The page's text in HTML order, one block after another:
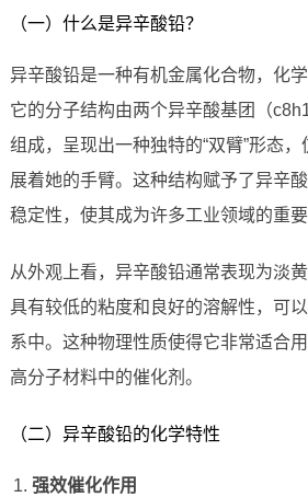
（一）什么是异辛酸铅？
异辛酸铅是一种有机金属化合物，化
它的分子结构由两个异辛酸基团（
组成，呈现出一种独特的“双臂”形态
展着她的手臂。这种结构赋予了异辛
稳定性，使其成为许多工业领域的重要
从外观上看，异辛酸铅通常表现为淡
具有较低的粘度和良好的溶解性，可
系中。这种物理性质使得它非常适合
高分子材料中的催化剂。
（二）异辛酸铅的化学特性
强效催化作用